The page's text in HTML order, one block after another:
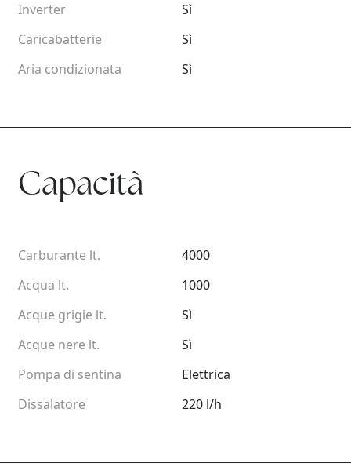
Inverter
Caricabatterie
Aria condizionata
Sì
Sì
Sì
Capacità
Carburante lt.
Acqua lt.
Acque grigie lt.
Acque nere lt.
Pompa di sentina
Dissalatore
4000
1000
Sì
Sì
Elettrica
220 l/h